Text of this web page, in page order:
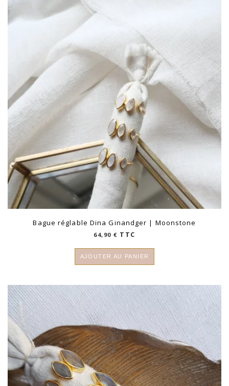
Bague réglable Dina Ginandger | Moonstone
64,90€ TTC
AJOUTER AU PANIER